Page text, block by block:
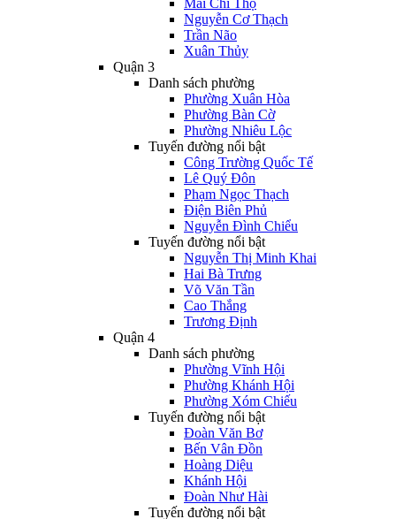
Mai Chí Thọ
Nguyễn Cơ Thạch
Trần Não
Xuân Thủy
Quận 3
Danh sách phường
Phường Xuân Hòa
Phường Bàn Cờ
Phường Nhiêu Lộc
Tuyến đường nổi bật
Công Trường Quốc Tế
Lê Quý Đôn
Phạm Ngọc Thạch
Điện Biên Phủ
Nguyễn Đình Chiểu
Tuyến đường nổi bật
Nguyễn Thị Minh Khai
Hai Bà Trưng
Võ Văn Tần
Cao Thắng
Trương Định
Quận 4
Danh sách phường
Phường Vĩnh Hội
Phường Khánh Hội
Phường Xóm Chiếu
Tuyến đường nổi bật
Đoàn Văn Bơ
Bến Vân Đồn
Hoàng Diệu
Khánh Hội
Đoàn Như Hài
Tuyến đường nổi bật